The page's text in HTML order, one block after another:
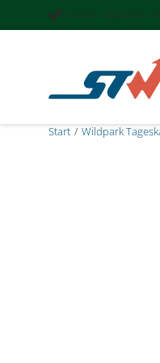
Sicher einkaufen:
Start Wildpark